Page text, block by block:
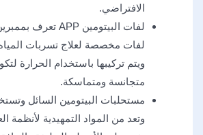
الافتراضي.
لفات مخصصة لعلاج تسربات
ويتم تركيبها باستخدام الحرارة
متجانسة ومتماسكة.
مستحلبات البيتومين السائل
وتعد من المواد التمهيدية لأنظمة